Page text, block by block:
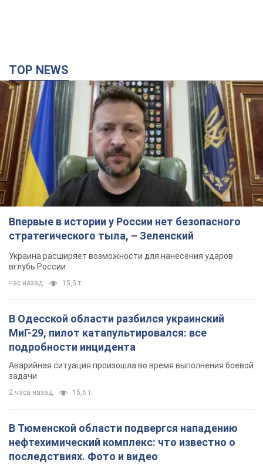
TOP NEWS
Впервые в истории у России нет безопасного
стратегического тыла, – Зеленский
Украина расширяет возможности для нанесения ударов
вглубь России
час назад 15,5 т.
В Одесской области разбился украинский
МиГ-29, пилот катапультировался: все
подробности инцидента
Аварийная ситуация произошла во время выполнения боевой
задачи
2 часа назад 15,6 т.
В Тюменской области подвергся нападению
нефтехимический комплекс: что известно о
последствиях. Фото и видео